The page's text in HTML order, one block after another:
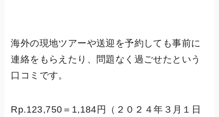
海外の現地ツアーや送迎を予約しても事前に
連絡をもらえたり、問題なく過ごせたという
口コミです。
Rp.123,750＝1,184円（２０２４年３月１日